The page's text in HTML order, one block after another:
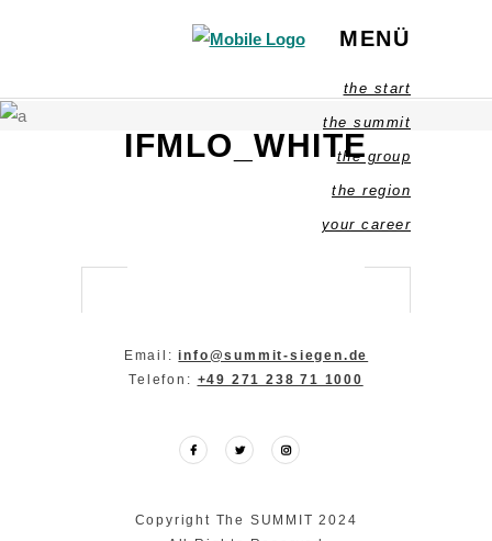
MENÜ
the start
the summit
the group
the region
your career
IFMLO_WHITE
Email:info@summit-siegen.de
Telefon: +49 271 238 71 1000
Copyright The SUMMIT 2024